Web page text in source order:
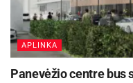
APLINKA
Panevėžio centre bus